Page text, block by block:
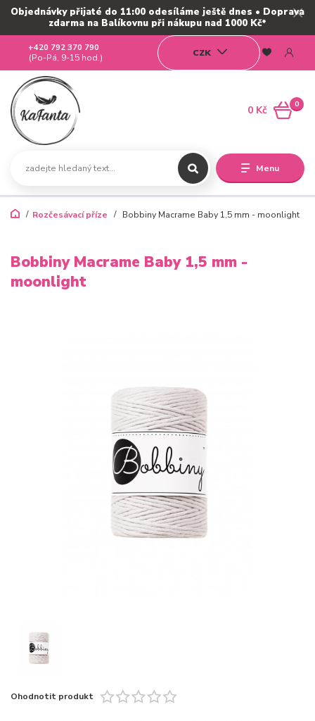
Objednávky přijaté do 11:00 odesíláme ještě dnes • Doprava
zdarma na Balíkovnu při nákupu nad 1000 Kč*
Menu
CZK
+420 792 370 790
(Po-Pá, 9-15 hod.)
0
0 Kč
Rozčesávací příze Bobbiny Macrame Baby 1,5 mm - moonlight
Bobbiny Macrame Baby 1,5 mm -
moonlight
Ohodnotit produkt